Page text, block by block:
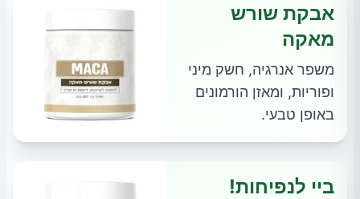
אבקת שורש
מאקה
משפר אנרגיה, חשק מיני
ופוריות, ומאזן הורמונים
באופן טבעי.
ביי לנפיחות!